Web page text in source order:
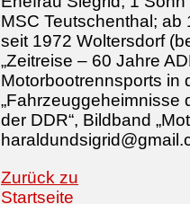
MSC Teutschenthal; ab
seit 1972 Woltersdorf
„Zeitreise – 60 Jahre
Motorbootrennsports in
„Fahrzeuggeheimnisse
der DDR“, Bildband
Zurück zu
Startseite